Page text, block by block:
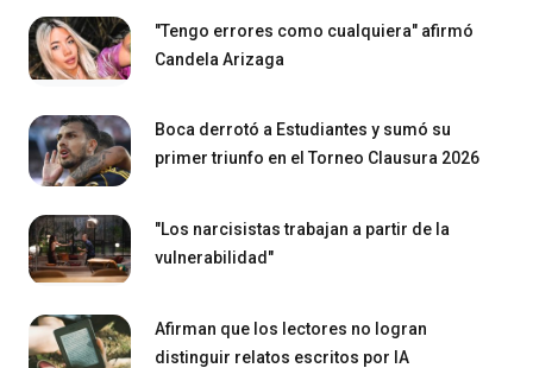
"Tengo errores como cualquiera" afirmó
Candela Arizaga
Boca derrotó a Estudiantes y sumó su
primer triunfo en el Torneo Clausura 2026
"Los narcisistas trabajan a partir de la
vulnerabilidad"
Afirman que los lectores no logran
distinguir relatos escritos por IA